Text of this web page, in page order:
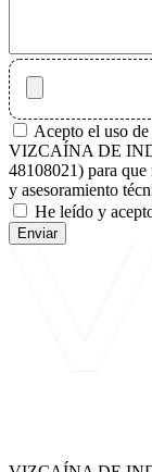
Acepto el uso
VIZCAÍNA DE
48108021) para
y asesoramiento
He leído y
Enviar